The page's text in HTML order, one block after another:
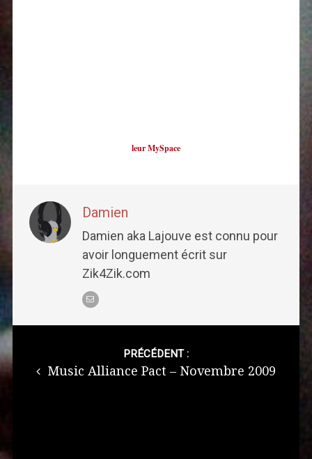
leur MySpace
Damien
Damien aka Lajouve est connu pour
avoir longuement écrit sur
Zik4Zik.com
Post
navigation
PRÉCÉDENT :
Music Alliance Pact – Novembre 2009